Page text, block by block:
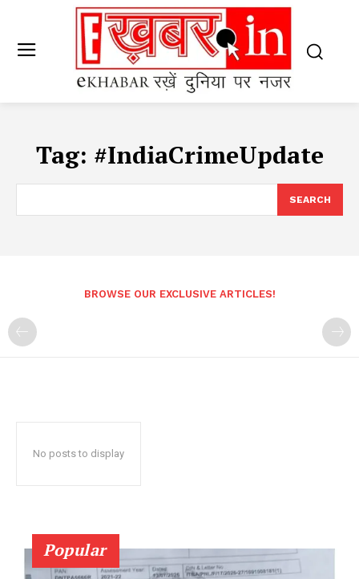
Tag: #IndiaCrimeUpdate
SEARCH
BROWSE OUR EXCLUSIVE ARTICLES!
No posts to display
Popular